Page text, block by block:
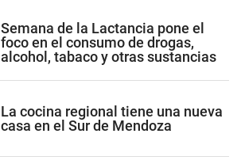
Semana de la Lactancia pone el
foco en el consumo de drogas,
alcohol, tabaco y otras sustancias
La cocina regional tiene una nueva
casa en el Sur de Mendoza